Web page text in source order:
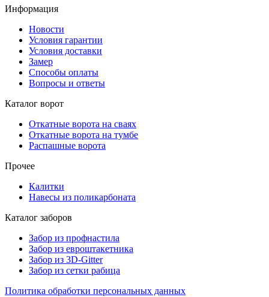
Информация
Новости
Условия гарантии
Условия доставки
Замер
Способы оплаты
Вопросы и ответы
Каталог ворот
Откатные ворота на сваях
Откатные ворота на тумбе
Распашные ворота
Прочее
Калитки
Навесы из поликарбоната
Каталог заборов
Забор из профнастила
Забор из евроштакетника
Забор из 3D-Gitter
Забор из сетки рабица
Политика обработки персональных данных